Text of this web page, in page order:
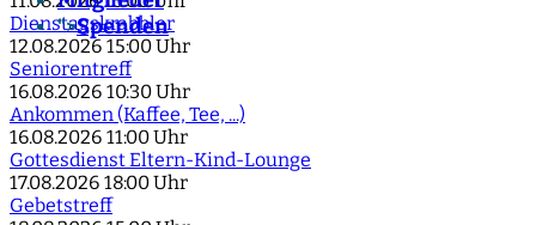
">Spenden
Dienstagskrabbler
12.08.2026 15:00 Uhr
Seniorentreff
16.08.2026 10:30 Uhr
Ankommen (Kaffee, Tee, ...)
16.08.2026 11:00 Uhr
Gottesdienst Eltern-Kind-Lounge
17.08.2026 18:00 Uhr
Gebetstreff